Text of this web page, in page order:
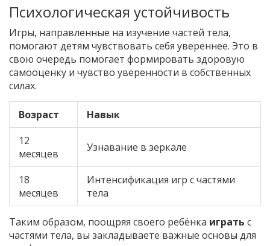
Психологическая устойчивость
Игры, направленные на изучение частей тела,
помогают детям чувствовать себя увереннее. Это в
свою очередь помогает формировать здоровую
самооценку и чувство уверенности в собственных
силах.
Возраст
Навык
12
месяцев
Узнавание в зеркале
18
месяцев
Интенсификация игр с частями
тела
Таким образом, поощряя своего ребёнка играть с
частями тела, вы закладываете важные основы для